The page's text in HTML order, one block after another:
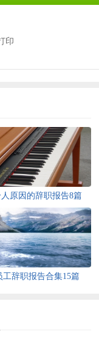
印
原因的辞职报告8篇
工辞职报告合集15篇